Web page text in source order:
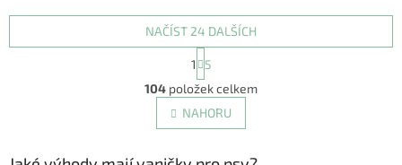
a šetrně zpracováno, aby si...
O
v
l
á
NAČÍST 24 DALŠÍCH
t
r
á
n
k
v
1
5
104 položek celkem
NAHORU